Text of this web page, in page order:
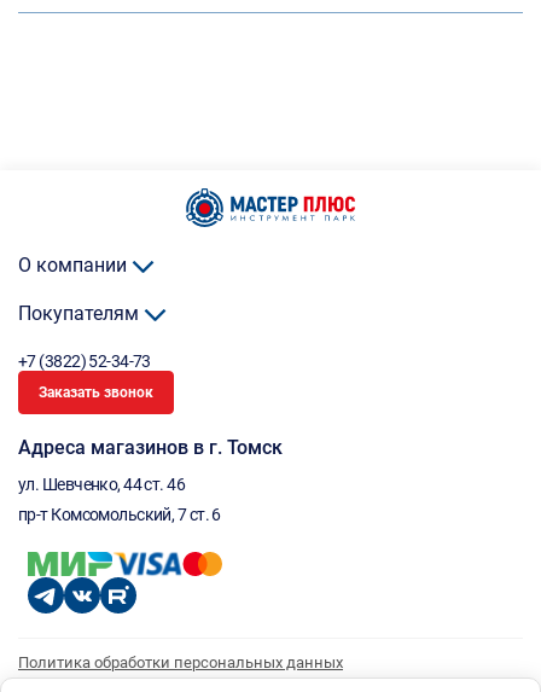
О компании
Покупателям
+7 (3822) 52-34-73
Заказать звонок
Адреса магазинов в г. Томск
ул. Шевченко, 44 ст. 46
пр-т Комсомольский, 7 ст. 6
Политика обработки персональных данных